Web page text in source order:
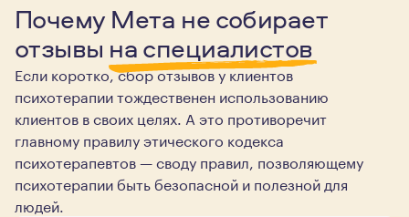
Почему Мета не собирает
отзывы на специалистов
Если коротко, сбор отзывов у клиентов
психотерапии тождественен использованию
клиентов в своих целях. А это противоречит
главному правилу этического кодекса
психотерапевтов — своду правил, позволяющему
психотерапии быть безопасной и полезной для
людей.